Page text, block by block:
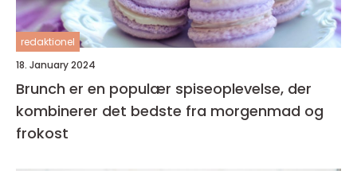
redaktionel
18. January 2024
Brunch er en populær spiseoplevelse, der
kombinerer det bedste fra morgenmad og
frokost